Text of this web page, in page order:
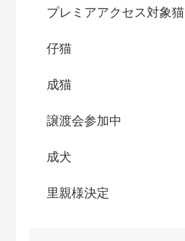
プレミアアクセス対象猫
仔猫
成猫
譲渡会参加中
成犬
里親様決定